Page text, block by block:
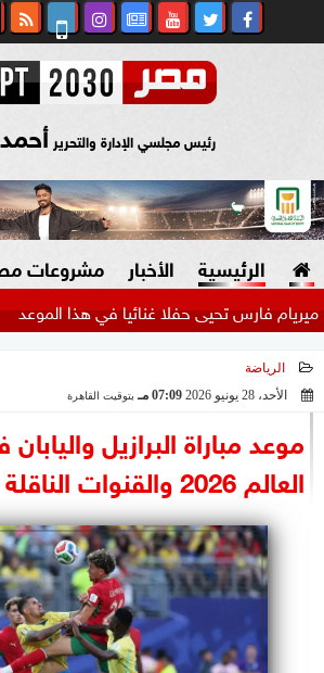
رئيس مجلسي الإدارة والتحرير
الرئيسية الأخبار
السياسة
الرئاسة
البرلمان
الوزارات
الأحزاب
مشروعات
تحيى حفلا غنائيا في هذا الموعد
الرياضة
الأحد، 28 يونيو 2026
07:09 مـ بتوقيت القاهرة
موعد مباراة البرازيل
العالم 2026 والقنوات الناقلة